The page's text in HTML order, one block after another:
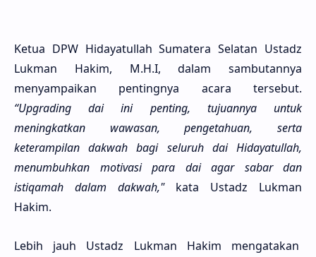
Ketua DPW Hidayatullah Sumatera Selatan Ustadz
Lukman Hakim, M.H.I, dalam sambutannya
menyampaikan pentingnya acara tersebut.
“Upgrading dai ini penting, tujuannya untuk
meningkatkan wawasan, pengetahuan, serta
keterampilan dakwah bagi seluruh dai Hidayatullah,
menumbuhkan motivasi para dai agar sabar dan
istiqamah dalam dakwah,"kata Ustadz Lukman
Hakim.
Lebih jauh Ustadz Lukman Hakim mengatakan